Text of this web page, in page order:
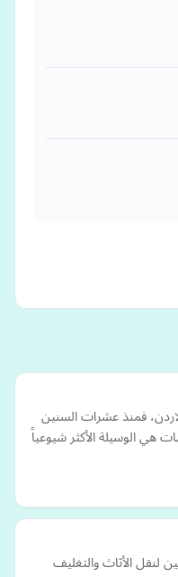
فمنذ عشرات السنين
هي الوسيلة الأكثر شيوعياً
لنقل الأثاث والتغليف